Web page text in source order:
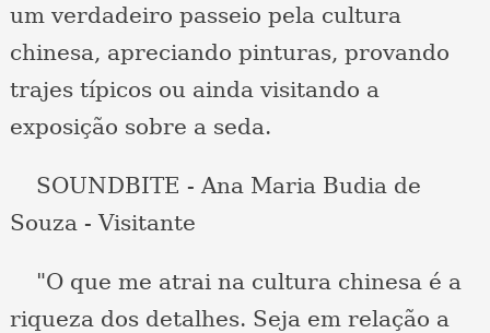
um verdadeiro passeio pela cultura
chinesa, apreciando pinturas, provando
trajes típicos ou ainda visitando a
exposição sobre a seda.
SOUNDBITE - Ana Maria Budia de
Souza - Visitante
"O que me atrai na cultura chinesa é a
riqueza dos detalhes. Seja em relação a